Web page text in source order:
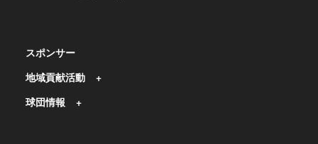
スポンサー
地域貢献活動
球団情報